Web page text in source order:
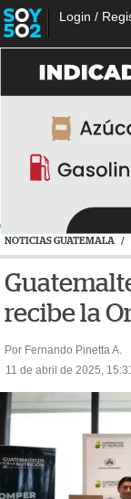
Login /
NOTICIAS GUATEMALA /
recibe la
Por Fernando Pinetta A.
11 de abril de 2025,